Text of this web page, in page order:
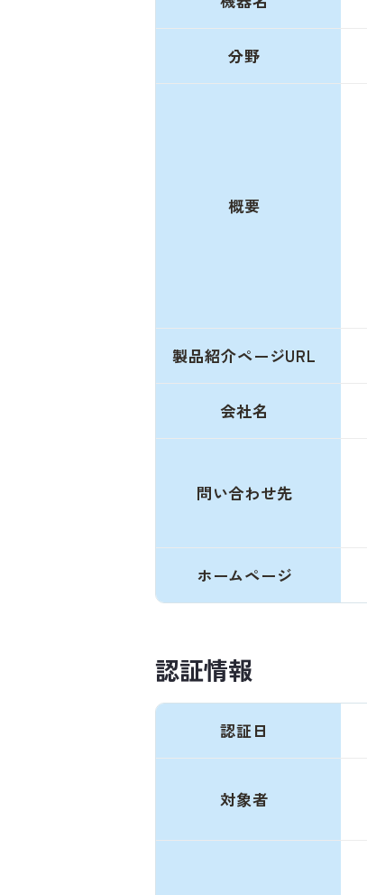
分野
概要
製品紹介ページURL
会社名
問い合わせ先
ホームページ
認証情報
認証日
対象者